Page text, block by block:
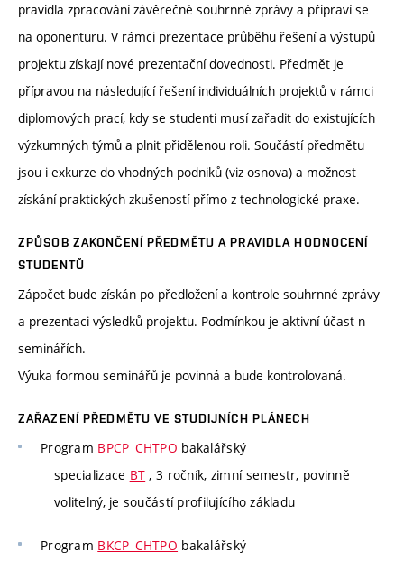
pravidla zpracování závěrečné souhrnné zprávy a připraví se
na oponenturu. V rámci prezentace průběhu řešení a výstupů
projektu získají nové prezentační dovednosti. Předmět je
přípravou na následující řešení individuálních projektů v rámci
diplomových prací, kdy se studenti musí zařadit do existujících
výzkumných týmů a plnit přidělenou roli. Součástí předmětu
jsou i exkurze do vhodných podniků (viz osnova) a možnost
získání praktických zkušeností přímo z technologické praxe.
ZPŮSOB ZAKONČENÍ PŘEDMĚTU A PRAVIDLA HODNOCENÍ
STUDENTŮ
Zápočet bude získán po předložení a kontrole souhrnné zprávy
a prezentaci výsledků projektu. Podmínkou je aktivní účast n
seminářích.
Výuka formou seminářů je povinná a bude kontrolovaná.
ZAŘAZENÍ PŘEDMĚTU VE STUDIJNÍCH PLÁNECH
Program BPCP_CHTPO bakalářský
specializace BT , 3 ročník, zimní semestr, povinně
volitelný, je součástí profilujícího základu
Program BKCP_CHTPO bakalářský